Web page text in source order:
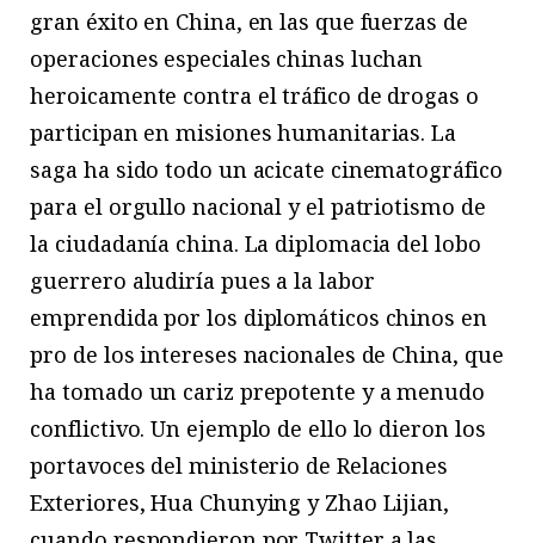
gran éxito en China, en las que fuerzas de
operaciones especiales chinas luchan
heroicamente contra el tráfico de drogas o
participan en misiones humanitarias. La
saga ha sido todo un acicate cinematográfico
para el orgullo nacional y el patriotismo de
la ciudadanía china. La diplomacia del lobo
guerrero aludiría pues a la labor
emprendida por los diplomáticos chinos en
pro de los intereses nacionales de China, que
ha tomado un cariz prepotente y a menudo
conflictivo. Un ejemplo de ello lo dieron los
portavoces del ministerio de Relaciones
Exteriores, Hua Chunying y Zhao Lijian,